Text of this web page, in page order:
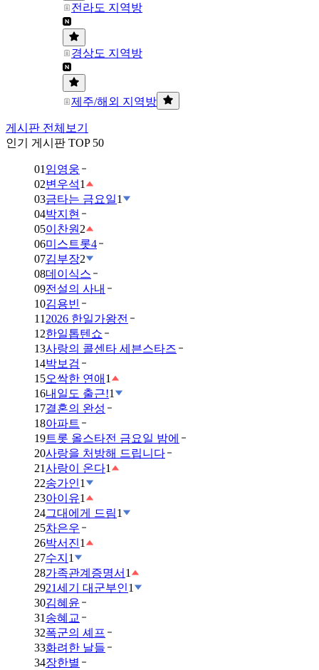
전라도 지역방
경상도 지역방
제주/해외 지역방
게시판 전체보기
인기 게시판 TOP 50
01 임영웅
02변우석1
03금타는 금요일1
04박지현
05이찬원 2
06미스트롯4
07김부장2
08데이식스
09전설의 사내
10김용빈
11 2026 한일가왕전
12한일톱텐쇼
13사랑의 콜센타 세븐스타즈
14박보검
15오싹한 연애 1
16내일도 출근!1
17결혼의 완성
18아파트
19트롯 올스타전 금요일 밤에
20사랑을 처방해 드립니다
21사랑이 온다1
22송가인1
23아이유1
24그대에게 드림1
25차은우
26박서진1
27수지 1
28가족관계증명서 1
2921세기 대군부인1
30김혜윤
31 송혜교
32폭군의 셰프
33화려한 날들
34장한별